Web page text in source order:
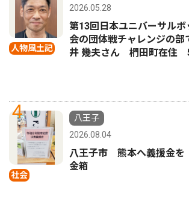
人物風土記
2026.05.28
第13回日本ユニバーサル
会の団体戦チャレンジの
井 幾夫さん 椚田町在住
4
社会
八王子
2026.08.04
八王子市 熊本へ義援金
金箱